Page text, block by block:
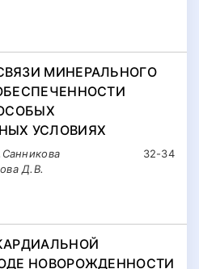
МИНЕРАЛЬНОГО
УСЛОВИЯХ
32-34
Д.В.
НОВОРОЖДЕННОСТИ